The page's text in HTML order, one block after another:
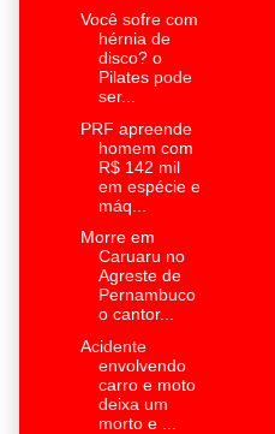
Você sofre com
hérnia de
disco? o
Pilates pode
ser...
PRF apreende
homem com
R$ 142 mil
em espécie e
máq...
Morre em
Caruaru no
Agreste de
Pernambuco
o cantor...
Acidente
envolvendo
carro e moto
deixa um
morto e ...